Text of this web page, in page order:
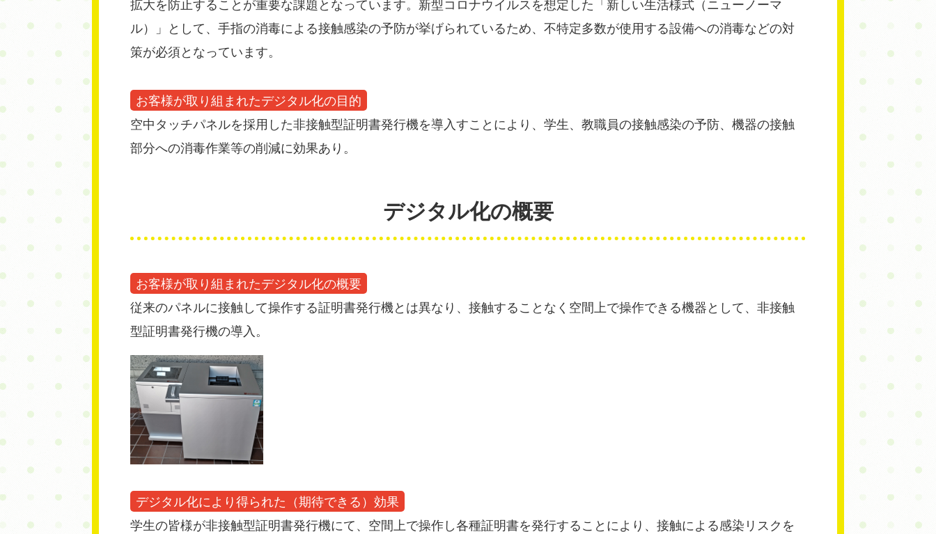
拡大を防止することが重要な課題となっています。新型コロナウイルスを想定した「新しい生活様式（ニューノーマ
ル）」として、手指の消毒による接触感染の予防が挙げられているため、不特定多数が使用する設備への消毒などの対
策が必須となっています。
お客様が取り組まれたデジタル化の目的
空中タッチパネルを採用した非接触型証明書発行機を導入すことにより、学生、教職員の接触感染の予防、機器の接触
部分への消毒作業等の削減に効果あり。
デジタル化の概要
お客様が取り組まれたデジタル化の概要
従来のパネルに接触して操作する証明書発行機とは異なり、接触することなく空間上で操作できる機器として、非接触
型証明書発行機の導入。
デジタル化により得られた（期待できる）効果
学生の皆様が非接触型証明書発行機にて、空間上で操作し各種証明書を発行することにより、接触による感染リスクを